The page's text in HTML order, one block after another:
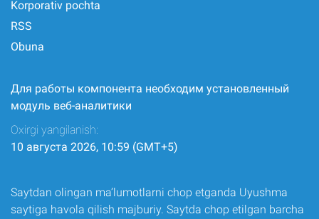
Korporativ pochta
RSS
Obuna
Для работы компонента необходим установленный
модуль веб-аналитики
Oxirgi yangilanish:
10 августа 2026, 10:59 (GMT+5)
Saytdan olingan ma’lumotlarni chop etganda Uyushma
saytiga havola qilish majburiy. Saytda chop etilgan barcha